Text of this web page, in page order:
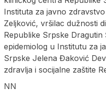
Instituta za javno
Zeljković, vršilac dužnosti
Republike Srpske Dragutin
epidemiolog u Institutu za
Srpske Jelena Đaković
zdravlja i socijalne zaštite
NN